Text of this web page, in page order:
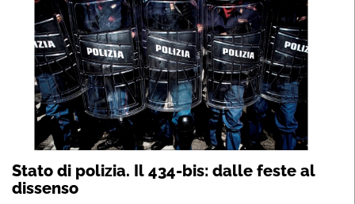
Stato di polizia. Il 434-bis: dalle feste al
dissenso